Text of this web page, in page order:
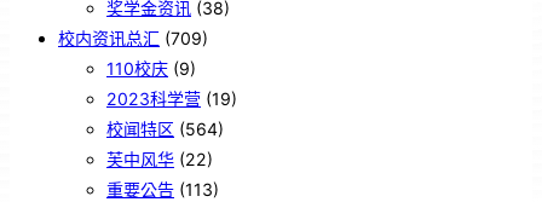
奖学金资讯 (38)
校内资讯总汇 (709)
110校庆 (9)
2023科学营 (19)
校闻特区 (564)
芙中风华 (22)
重要公告 (113)